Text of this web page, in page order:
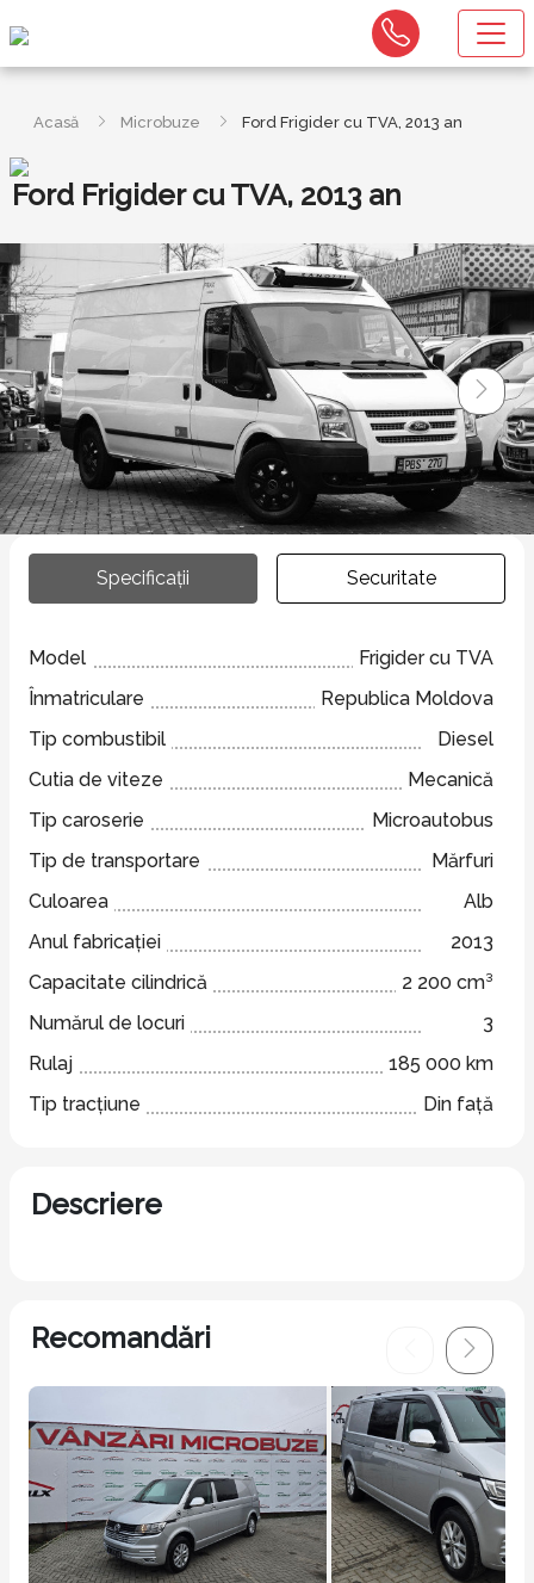
Acasă Microbuze Ford Frigider cu TVA, 2013 an
Ford Frigider cu TVA, 2013 an
Specificații Securitate
Model
Frigider cu TVA
Înmatriculare
Republica Moldova
Tip combustibil
Diesel
Cutia de viteze
Mecanică
Tip caroserie
Microautobus
Tip de transportare
Mărfuri
Culoarea
Alb
Anul fabricației
2013
Capacitate cilindrică
2 200 cm³
Numărul de locuri
3
Rulaj
185 000 km
Tip tracțiune
Din față
Descriere
Recomandări